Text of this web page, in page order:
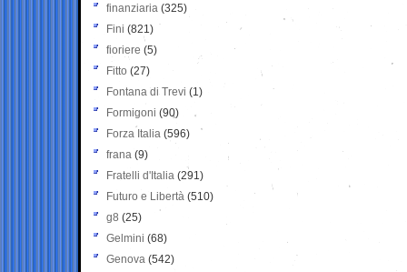
finanziaria (325)
Fini (821)
fioriere (5)
Fitto (27)
Fontana di Trevi (1)
Formigoni (90)
Forza Italia (596)
frana (9)
Fratelli d'Italia (291)
Futuro e Libertà (510)
g8 (25)
Gelmini (68)
Genova (542)